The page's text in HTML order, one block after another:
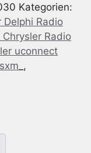
Kategorien:
Delphi Radio
Chrysler Radio
uconnect
,